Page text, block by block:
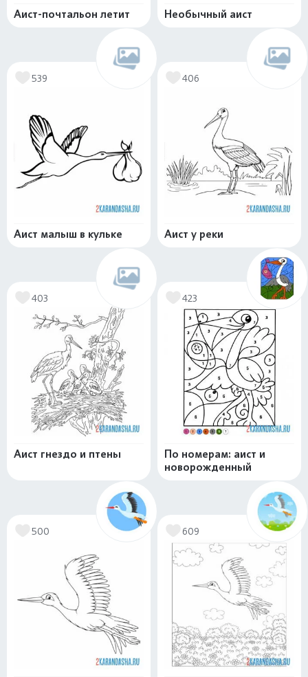
Аист-почтальон летит Необычный аист
539
Аист малыш в кульке
406
Аист у реки
403
Аист гнездо и птены
423
По номерам: аист и
новорожденный
500 609